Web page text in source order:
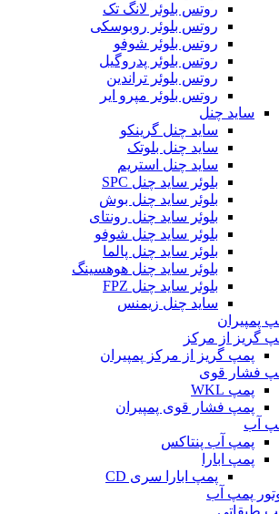
روتس بلوئر لانگ تک
روتس بلوئر روبوسکی
روتس بلوئر شوفو
روتس بلوئر پدروگیل
روتس بلوئر تراندین
روتس بلوئر مپرو ایر
ساید چنل
ساید چنل گرینکو
ساید چنل بلوتک
ساید چنل استریم
بلوئر ساید چنل SPC
بلوئر ساید چنل بوش
بلوئر ساید چنل رونتای
بلوئر ساید چنل شوفو
بلوئر ساید چنل پالما
بلوئر ساید چنل هوهسینگ
بلوئر ساید چنل FPZ
ساید چنل زیمنس
پمپیران
گریز از مرکز
پمپ گریز از مرکز پمپیران
فشار قوی
پمپ WKL
پمپ فشار قوی پمپیران
آب
پمپ آب پنتاکس
پمپ ابارا
پمپ ابارا سری CD
پمپ آب
طبقاتی